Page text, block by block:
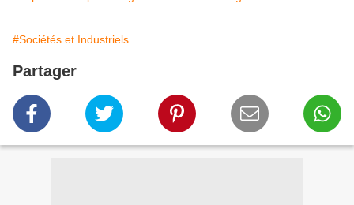
#Sociétés et Industriels
Partager